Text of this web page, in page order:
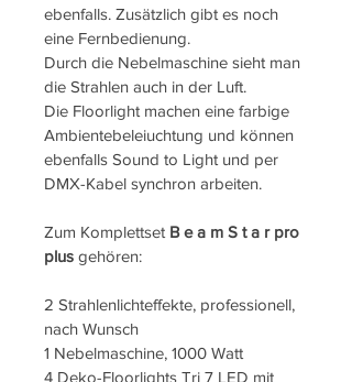
ebenfalls. Zusätzlich gibt es noch
eine Fernbedienung.
Durch die Nebelmaschine sieht man
die Strahlen auch in der Luft.
Die Floorlight machen eine farbige
Ambientebeleiuchtung und können
ebenfalls Sound to Light und per
DMX-Kabel synchron arbeiten.
Zum Komplettset B e a m S t a r pro
plus gehören:
2 Strahlenlichteffekte, professionell,
nach Wunsch
1 Nebelmaschine, 1000 Watt
4 Deko-Floorlights Tri 7 LED mit